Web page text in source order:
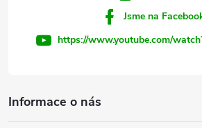
Informace o nás
Jsme na
https://www.youtube.com/